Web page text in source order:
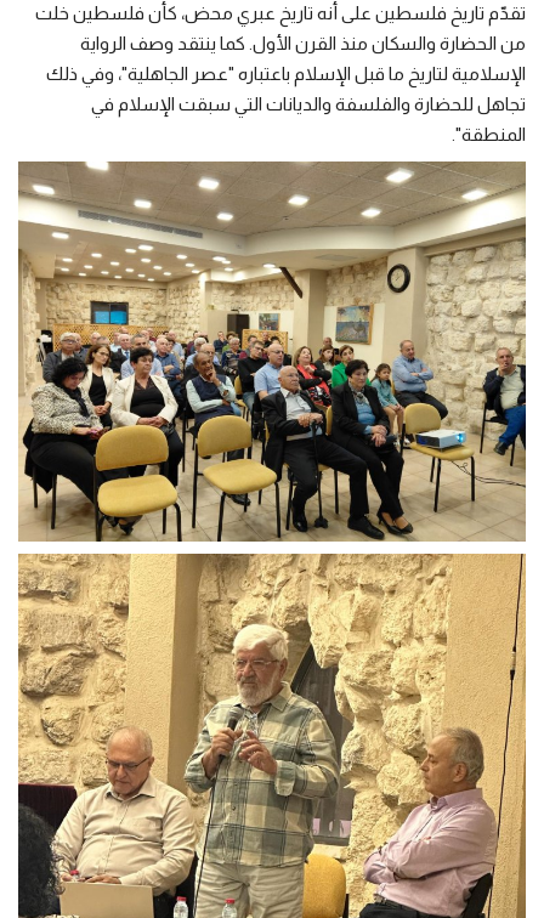
تقدّم تاريخ فلسطين على أنه تاريخ عبري محض، كأن فلسطين خلت
من الحضارة والسكان منذ القرن الأول. كما ينتقد وصف الرواية
الإسلامية لتاريخ ما قبل الإسلام باعتباره "عصر الجاهلية"، وفي ذلك
تجاهل للحضارة والفلسفة والديانات التي سبقت الإسلام في
المنطقة".